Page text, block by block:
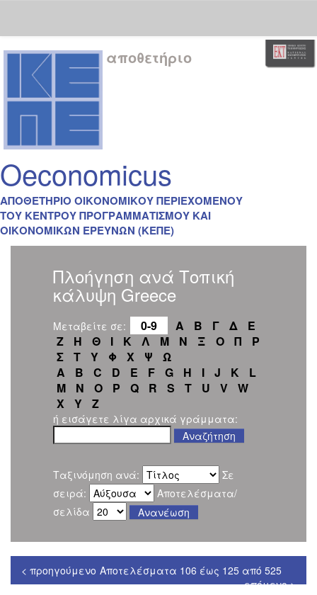
Skip
navigation
αποθετήριο
Oeconomicus
ΑΠΟΘΕΤΗΡΙΟ ΟΙΚΟΝΟΜΙΚΟΥ ΠΕΡΙΕΧΟΜΕΝΟΥ
ΤΟΥ ΚΕΝΤΡΟΥ ΠΡΟΓΡΑΜΜΑΤΙΣΜΟΥ ΚΑΙ
ΟΙΚΟΝΟΜΙΚΩΝ ΕΡΕΥΝΩΝ (ΚΕΠΕ)
Πλοήγηση ανά Τοπική
κάλυψη Greece
Μεταβείτε σε: 0-9 Α Β Γ Δ
Ε
Ζ
Η Θ Ι Κ Λ Μ Ν Ξ Ο Π
Ρ
Σ
Τ Υ Φ Χ Ψ
Ω
A
B C D E F G H I J K
L
M
N O P Q R S T U V
W
X
Y Z
ή εισάγετε λίγα αρχικά γράμματα:
Ταξινόμηση ανά:
Σε
σειρά:
Αποτελέσματα/
σελίδα
Αποτελέσματα 106 έως 125 από 525
< προηγούμενο
επόμενο >